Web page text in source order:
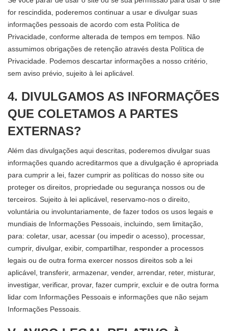
for rescindida, poderemos continuar a usar e divulgar suas
informações pessoais de acordo com esta Política de
Privacidade, conforme alterada de tempos em tempos. Não
assumimos obrigações de retenção através desta Política de
Privacidade. Podemos descartar informações a nosso critério,
sem aviso prévio, sujeito à lei aplicável.
4. DIVULGAMOS AS INFORMAÇÕES
QUE COLETAMOS A PARTES
EXTERNAS?
Além das divulgações aqui descritas, poderemos divulgar suas
informações quando acreditarmos que a divulgação é apropriada
para cumprir a lei, fazer cumprir as políticas do nosso site ou
proteger os direitos, propriedade ou segurança nossos ou de
terceiros. Sujeito à lei aplicável, reservamo-nos o direito,
voluntária ou involuntariamente, de fazer todos os usos legais e
mundiais de Informações Pessoais, incluindo, sem limitação,
para: coletar, usar, acessar (ou impedir o acesso), processar,
cumprir, divulgar, exibir, compartilhar, responder a processos
legais ou de outra forma exercer nossos direitos sob a lei
aplicável, transferir, armazenar, vender, arrendar, reter, misturar,
investigar, verificar, provar, fazer cumprir, excluir e de outra forma
lidar com Informações Pessoais e informações que não sejam
Informações Pessoais.